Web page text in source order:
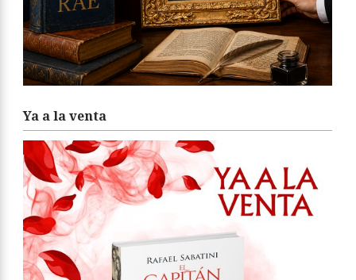
Ya a la venta